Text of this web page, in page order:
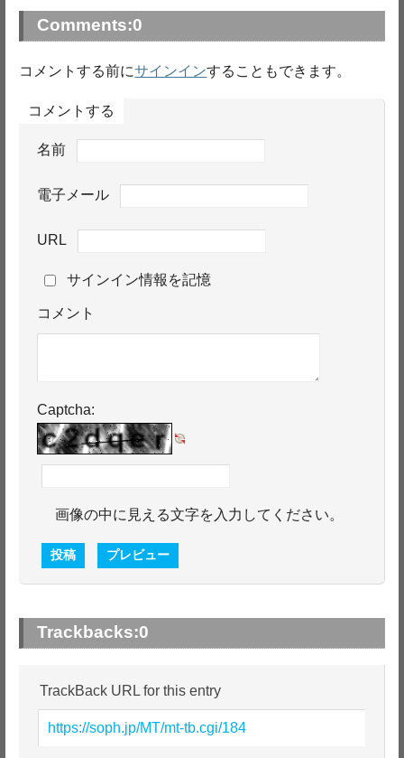
Comments:0
コメントする前にサインインすることもできます。
コメントする
名前
電子メール
URL
サインイン情報を記憶
コメント
Captcha:
画像の中に見える文字を入力してください。
Trackbacks:0
TrackBack URL for this entry
https://soph.jp/MT/mt-tb.cgi/184